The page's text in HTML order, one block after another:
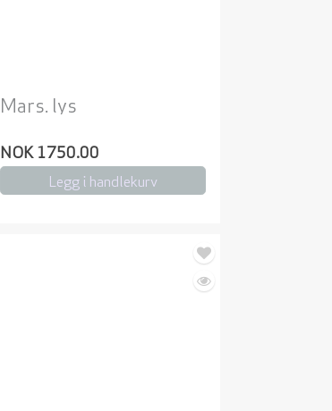
Mars. lys
NOK 1750.00
Legg i handlekurv